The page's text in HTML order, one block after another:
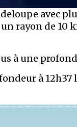
avec
rayon de 10
à une
à